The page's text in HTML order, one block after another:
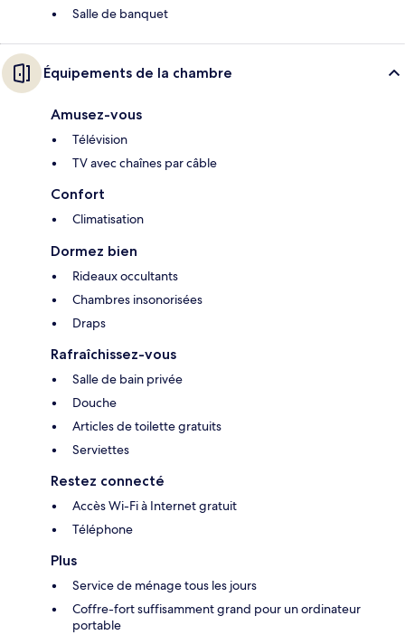
Salle de banquet
Équipements de la chambre
Amusez-vous
Télévision
TV avec chaînes par câble
Confort
Climatisation
Dormez bien
Rideaux occultants
Chambres insonorisées
Draps
Rafraîchissez-vous
Salle de bain privée
Douche
Articles de toilette gratuits
Serviettes
Restez connecté
Accès Wi-Fi à Internet gratuit
Téléphone
Plus
Service de ménage tous les jours
Coffre-fort suffisamment grand pour un ordinateur
portable